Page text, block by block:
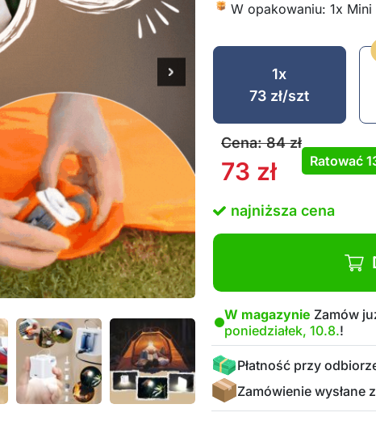
W opakowaniu: 1x
1x
73 zł/szt
Cena:84zł
73 zł Ratować
najniższa cena
W magazynie Zamów
poniedziałek, 10.8.!
Płatność przy
Zamówienie wysłane